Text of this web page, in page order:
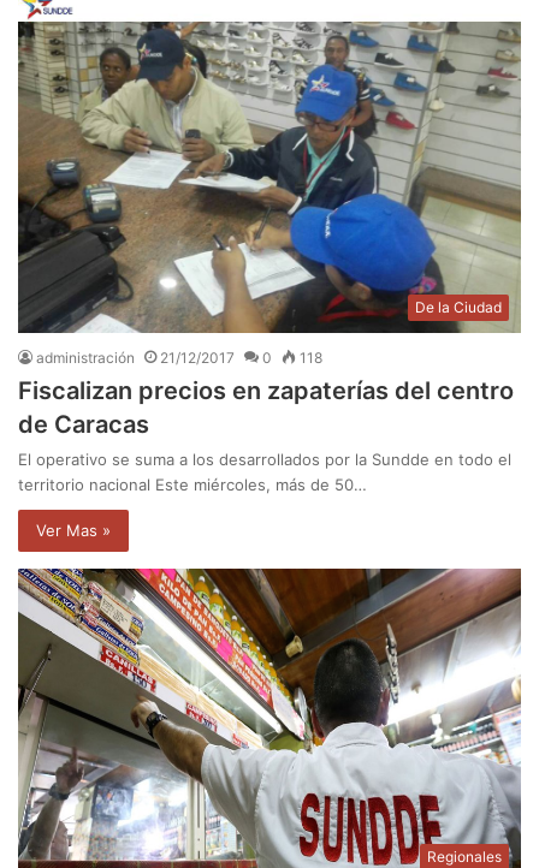
De la Ciudad
administración 21/12/2017 0 118
Fiscalizan precios en zapaterías del centro
de Caracas
El operativo se suma a los desarrollados por la Sundde en todo el
territorio nacional Este miércoles, más de 50…
Ver Mas »
Regionales